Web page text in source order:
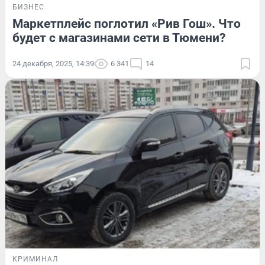
БИЗНЕС
Маркетплейс поглотил «Рив Гош». Что
будет с магазинами сети в Тюмени?
24 декабря, 2025, 14:39 6 341 14
КРИМИНАЛ